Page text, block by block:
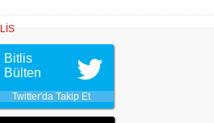
Bitlis
Bülten
Twitter'da Takip Et